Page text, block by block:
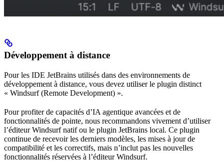
Développement à distance
Pour les IDE JetBrains utilisés dans des environnements de
développement à distance, vous devez utiliser le plugin distinct
« Windsurf (Remote Development) ».
Pour profiter de capacités d’IA agentique avancées et de
fonctionnalités de pointe, nous recommandons vivement d’utiliser
l’éditeur Windsurf natif ou le plugin JetBrains local. Ce plugin
continue de recevoir les derniers modèles, les mises à jour de
compatibilité et les correctifs, mais n’inclut pas les nouvelles
fonctionnalités réservées à l’éditeur Windsurf.